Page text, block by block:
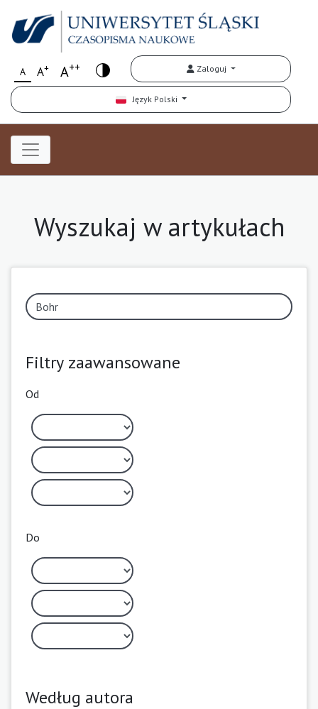
A A+ A++ Zaloguj
Język Polski
Wyszukaj w artykułach
Filtry zaawansowane
Od
Do
Według autora